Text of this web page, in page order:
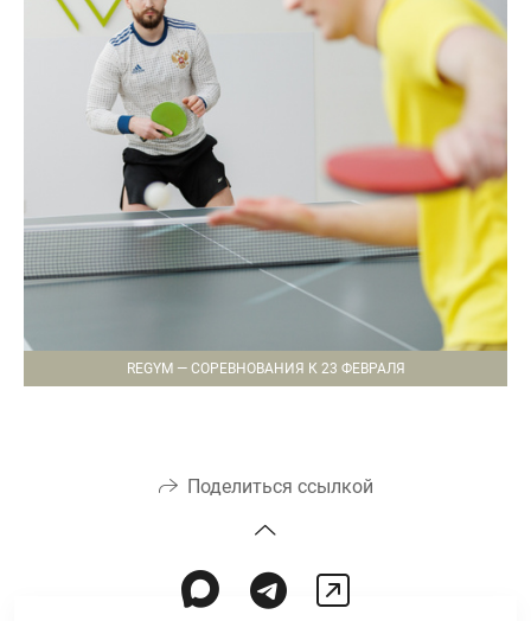
REGYM — СОРЕВНОВАНИЯ К 23 ФЕВРАЛЯ
Поделиться ссылкой